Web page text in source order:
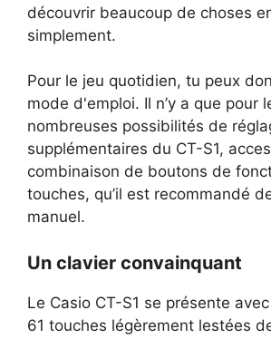
découvrir beaucoup de choses
simplement.
Pour le jeu quotidien, tu peux
mode d'emploi. Il n’y a que pour
nombreuses possibilités de
supplémentaires du CT-S1,
combinaison de boutons de
touches, qu’il est recommandé
manuel.
Un clavier convainquant
Le Casio CT-S1 se présente
61 touches légèrement lestées